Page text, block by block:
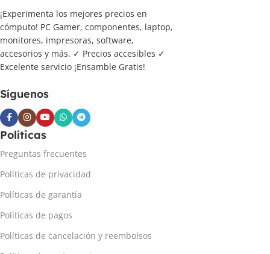
¡Experimenta los mejores precios en
cómputo! PC Gamer, componentes, laptop,
monitores, impresoras, software,
accesorios y más. ✓ Precios accesibles ✓
Excelente servicio ¡Ensamble Gratis!
Síguenos
Políticas
Preguntas frecuentes
Políticas de privacidad
Políticas de garantía
Políticas de pagos
Políticas de cancelación y reembolsos